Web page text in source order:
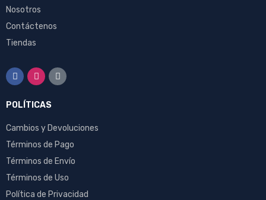
Nosotros
Contáctenos
Tiendas
POLÍTICAS
Cambios y Devoluciones
Términos de Pago
Términos de Envío
Términos de Uso
Política de Privacidad